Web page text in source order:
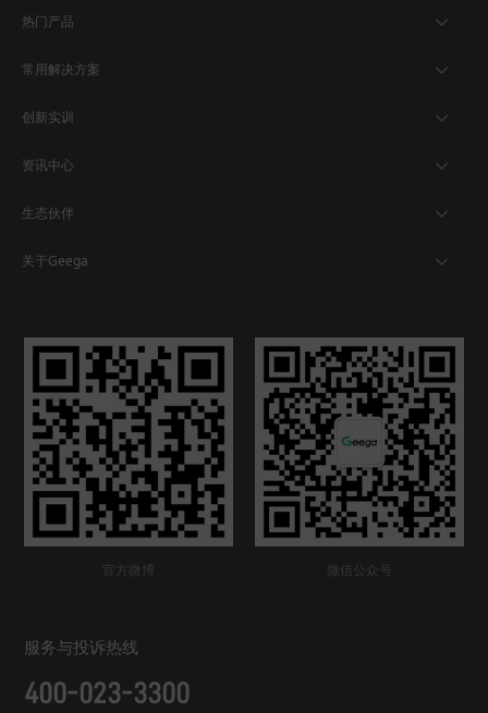
热门产品
常用解决方案
创新实训
资讯中心
生态伙伴
关于Geega
官方微博 微信公众号
服务与投诉热线
400-023-3300